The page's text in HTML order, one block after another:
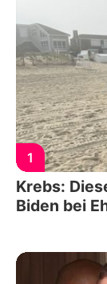
1
Krebs:
Biden bei